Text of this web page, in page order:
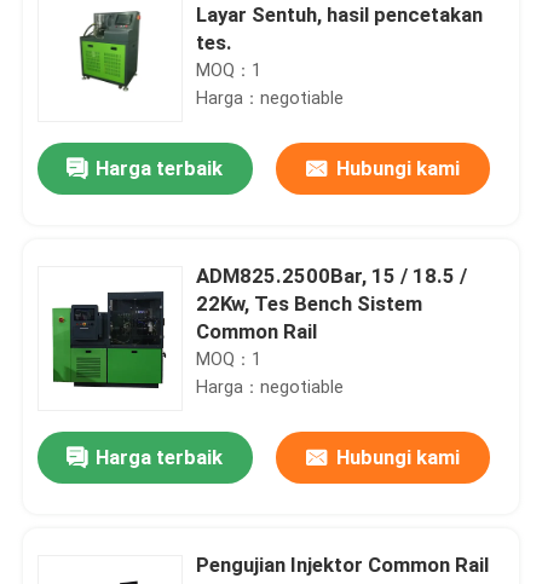
Layar Sentuh, hasil pencetakan
tes.
MOQ：1
Harga：negotiable
Harga terbaik Hubungi kami
ADM825.2500Bar, 15 / 18.5 /
22Kw, Tes Bench Sistem
Common Rail
MOQ：1
Harga：negotiable
Harga terbaik Hubungi kami
Pengujian Injektor Common Rail